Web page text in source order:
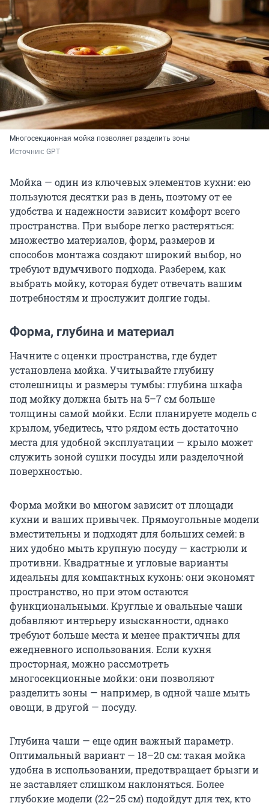
Многосекционная мойка позволяет разделить зоны
Источник: GPT
Мойка — один из ключевых элементов кухни: ею
пользуются десятки раз в день, поэтому от ее
удобства и надежности зависит комфорт всего
пространства. При выборе легко растеряться:
множество материалов, форм, размеров и
способов монтажа создают широкий выбор, но
требуют вдумчивого подхода. Разберем, как
выбрать мойку, которая будет отвечать вашим
потребностям и прослужит долгие годы.
Форма, глубина и материал
Начните с оценки пространства, где будет
установлена мойка. Учитывайте глубину
столешницы и размеры тумбы: глубина шкафа
под мойку должна быть на 5–7 см больше
толщины самой мойки. Если планируете модель с
крылом, убедитесь, что рядом есть достаточно
места для удобной эксплуатации — крыло может
служить зоной сушки посуды или разделочной
поверхностью.
Форма мойки во многом зависит от площади
кухни и ваших привычек. Прямоугольные модели
вместительны и подходят для больших семей: в
них удобно мыть крупную посуду — кастрюли и
противни. Квадратные и угловые варианты
идеальны для компактных кухонь: они экономят
пространство, но при этом остаются
функциональными. Круглые и овальные чаши
добавляют интерьеру изысканности, однако
требуют больше места и менее практичны для
ежедневного использования. Если кухня
просторная, можно рассмотреть
многосекционные мойки: они позволяют
разделить зоны — например, в одной чаше мыть
овощи, в другой — посуду.
Глубина чаши — еще один важный параметр.
Оптимальный вариант — 18–20 см: такая мойка
удобна в использовании, предотвращает брызги и
не заставляет слишком наклоняться. Более
глубокие модели (22–25 см) подойдут для тех, кто